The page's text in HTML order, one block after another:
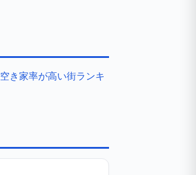
空き家率が高い街ランキ